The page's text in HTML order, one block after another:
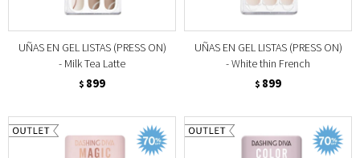
UÑAS EN GEL LISTAS (PRESS ON)
- Milk Tea Latte
$ 899
UÑAS EN GEL LISTAS (PRESS ON)
- White thin French
$ 899